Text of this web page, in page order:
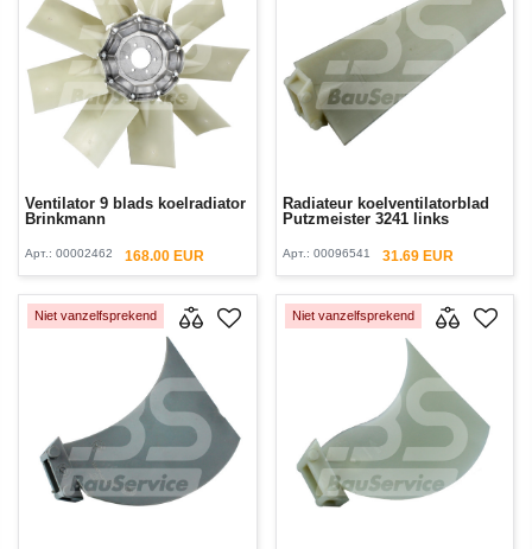
Ventilator 9 blads koelradiator
Brinkmann
Арт.: 00002462 168.00 EUR
Radiateur koelventilatorblad
Putzmeister 3241 links
Арт.: 00096541 31.69 EUR
Niet vanzelfsprekend Niet vanzelfsprekend